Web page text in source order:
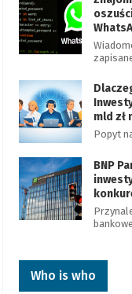
mld zł
Popyt
BNP
Who is who